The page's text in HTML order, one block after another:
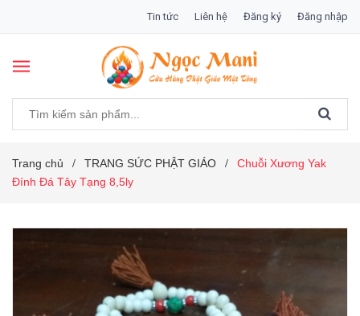
Tin tức Liên hệ Đăng ký Đăng nhập
Trang chủ / TRANG SỨC PHẬT GIÁO /
Chuỗi Xương Yak
Đính Đá Tây Tạng 8,5ly